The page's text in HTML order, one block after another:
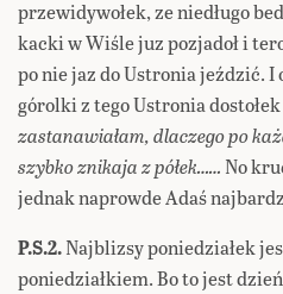
przewidywołek, ze niedługo
kacki w Wiśle juz pozjadoł i
po nie jaz do Ustronia jeździć.
górolki z tego Ustronia
zastanawiałam, dlaczego po
szybko znikaja z półek…… No
jednak naprowde Adaś
P.S.2.Najblizsy poniedziałek
poniedziałkiem. Bo to jest dzień